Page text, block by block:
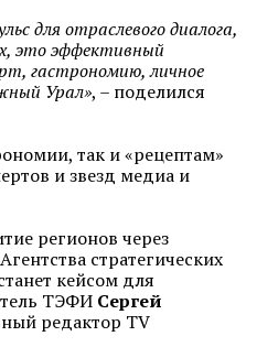
для отраслевого диалога,
это эффективный
гастрономию, личное
Урал», – поделился
так и «рецептам»
и звезд медиа и
регионов через
стратегических
кейсом для
ТЭФИ Сергей
редактор TV